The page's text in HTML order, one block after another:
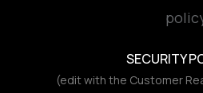
SECURITY
(edit with the Customer